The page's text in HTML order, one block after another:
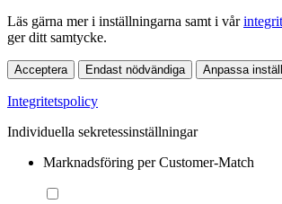
Läs gärna mer i inställningarna samt i vår
ger ditt samtycke.
Acceptera Endast nödvändiga Anpassa
Integritetspolicy
Individuella sekretessinställningar
Marknadsföring per Customer-Match